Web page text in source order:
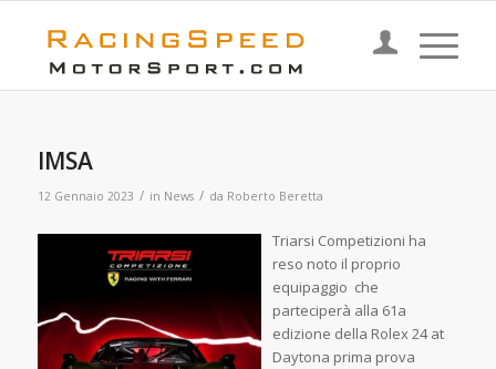
IMSA
12 Gennaio 2023 / in News / da Roberto Beretta
Triarsi Competizioni ha
reso noto il proprio
equipaggio che
parteciperà alla 61a
edizione della Rolex 24 at
Daytona prima prova